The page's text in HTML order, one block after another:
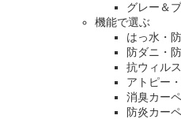
グレー＆
機能で選ぶ
はっ水・
防ダニ・
抗ウィル
アトピー
消臭カー
防炎カー